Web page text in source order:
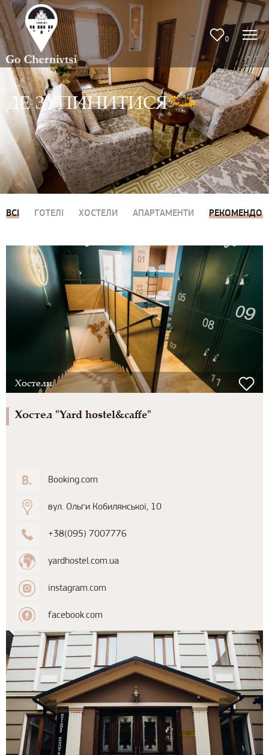
0
ДЕ ЗУПИНИТИСЯ
ВСІ ГОТЕЛІ ХОСТЕЛИ АПАРТАМЕНТИ
Хостели
Хостел "Yard hostel&caffe"
Booking.com
вул. Ольги Кобилянської, 10
+38(095) 7007776
yardhostel.com.ua
instagram.com
facebook.com